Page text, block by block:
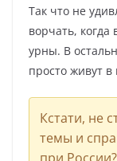
Так что не
ворчать,
урны. В
просто живут в
Кстати, не
темы и